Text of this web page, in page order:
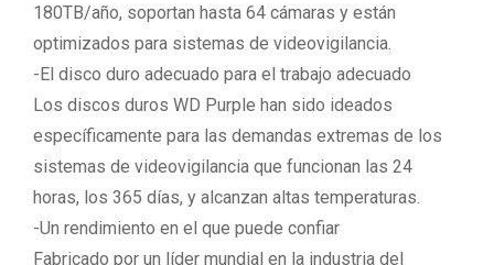
180TB/año, soportan hasta 64 cámaras y están
optimizados para sistemas de videovigilancia.
-El disco duro adecuado para el trabajo adecuado
Los discos duros WD Purple han sido ideados
específicamente para las demandas extremas de los
sistemas de videovigilancia que funcionan las 24
horas, los 365 días, y alcanzan altas temperaturas.
-Un rendimiento en el que puede confiar
Fabricado por un líder mundial en la industria del